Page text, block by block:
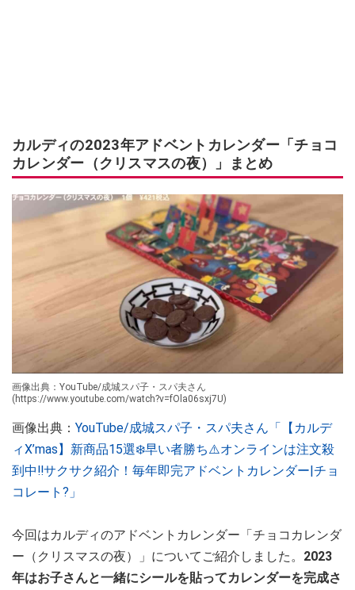
カルディの2023年アドベントカレンダー「チョコ
カレンダー（クリスマスの夜）」まとめ
画像出典：YouTube/成城スパ子・スパ夫さん
(https://www.youtube.com/watch?v=fOla06sxj7U)
画像出典： YouTube/成城スパ子・スパ夫さん「【カルデ
ィX’mas】新商品15選❄️早い者勝ち⚠️オンラインは注文殺
到中‼︎サクサク紹介！毎年即完アドベントカレンダー|チョ
コレート?」
今回はカルディのアドベントカレンダー「チョコカレンダ
ー（クリスマスの夜）」についてご紹介しました。 2023
年はお子さんと一緒にシールを貼ってカレンダーを完成さ